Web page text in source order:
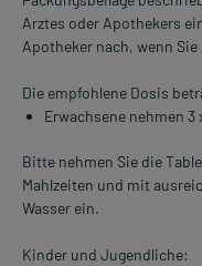
Arztes oder Apothekers
Apotheker nach, wenn
Die empfohlene Dosis
Erwachsene nehmen
Bitte nehmen Sie die
Mahlzeiten und mit
Wasser ein.
Kinder und Jugendliche: